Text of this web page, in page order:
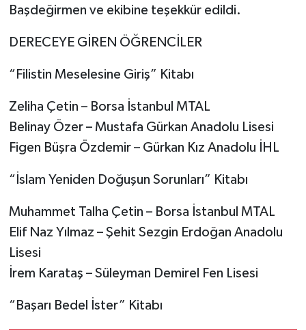
Başdeğirmen ve ekibine teşekkür edildi.
DERECEYE GİREN ÖĞRENCİLER
“Filistin Meselesine Giriş” Kitabı
Zeliha Çetin – Borsa İstanbul MTAL
Belinay Özer – Mustafa Gürkan Anadolu Lisesi
Figen Büşra Özdemir – Gürkan Kız Anadolu İHL
“İslam Yeniden Doğuşun Sorunları” Kitabı
Muhammet Talha Çetin – Borsa İstanbul MTAL
Elif Naz Yılmaz – Şehit Sezgin Erdoğan Anadolu
Lisesi
İrem Karataş – Süleyman Demirel Fen Lisesi
“Başarı Bedel İster” Kitabı